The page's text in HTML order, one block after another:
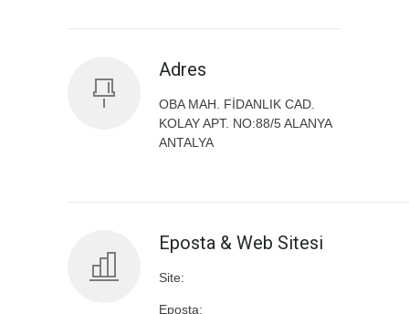
Adres
OBA MAH. FİDANLIK CAD.
KOLAY APT. NO:88/5 ALANYA
ANTALYA
Eposta & Web Sitesi
Site:
Eposta: